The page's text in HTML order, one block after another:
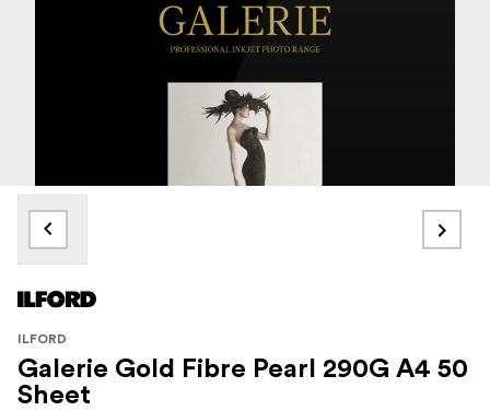
ILFORD
Galerie Gold Fibre Pearl 290G A4 50
Sheet